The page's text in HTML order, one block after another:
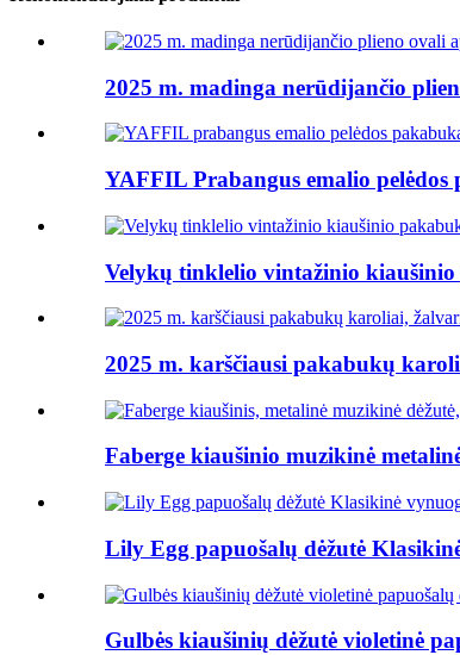
2025 m. madinga nerūdijančio
YAFFIL Prabangus emalio pelėdos
Velykų tinklelio vintažinio
2025 m. karščiausi pakabukų
Faberge kiaušinio muzikinė
Lily Egg papuošalų dėžutė
Gulbės kiaušinių dėžutė violetinė